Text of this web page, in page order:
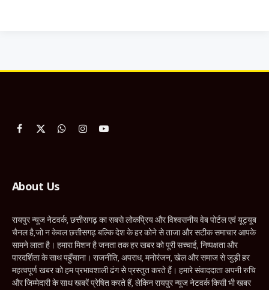
Facebook
X
WhatsApp
InstagramYouTube
About Us
रायपुर न्यूज नेटवर्क, छत्तीसगढ़ का सबसे लोकप्रिय और विश्वसनीय वेब पोर्टल एवं यूट्यूब
चैनल है,जो न केवल छत्तीसगढ़ बल्कि देश के हर कोने से ताजा और सटीक समाचार आपके
सामने लाता है। हमारा मिशन है जनता तक हर खबर को पूरी सच्चाई, निष्पक्षता और
पारदर्शिता के साथ पहुँचाना। राजनीति, अपराध, मनोरंजन, खेल और समाज से जुड़ी हर
महत्वपूर्ण खबर को हम प्रभावशाली ढंग से प्रस्तुत करते हैं। हमारे संवाददाता अपनी रुचि
और जिम्मेदारी के साथ खबरें प्रेषित करते हैं, लेकिन रायपुर न्यूज नेटवर्क किसी भी खबर